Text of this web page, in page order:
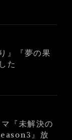
』『夢の果
た
『未解決の
』放